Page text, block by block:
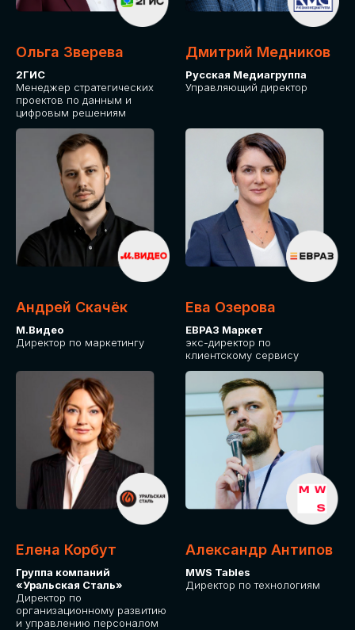
Ольга Зверева
2ГИС
Менеджер стратегических
проектов по данным и
цифровым решениям
Дмитрий Медников
Русская Медиагруппа
Управляющий директор
Андрей Скачёк
М.Видео
Директор по маркетингу
Ева Озерова
ЕВРАЗ Маркет
экс-директор по
клиентскому сервису
Елена Корбут
Группа компаний
«Уральская Сталь»
Директор по
организационному развитию
и управлению персоналом
Александр Антипов
MWS Tables
Директор по технологиям